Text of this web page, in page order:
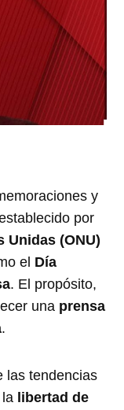
y
por
Unidas (ONU)
el Día
. El propósito,
una prensa
.
las tendencias
libertad de